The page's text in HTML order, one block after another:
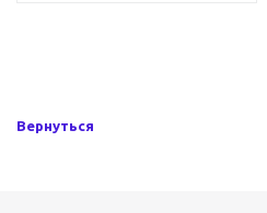
Вернуться